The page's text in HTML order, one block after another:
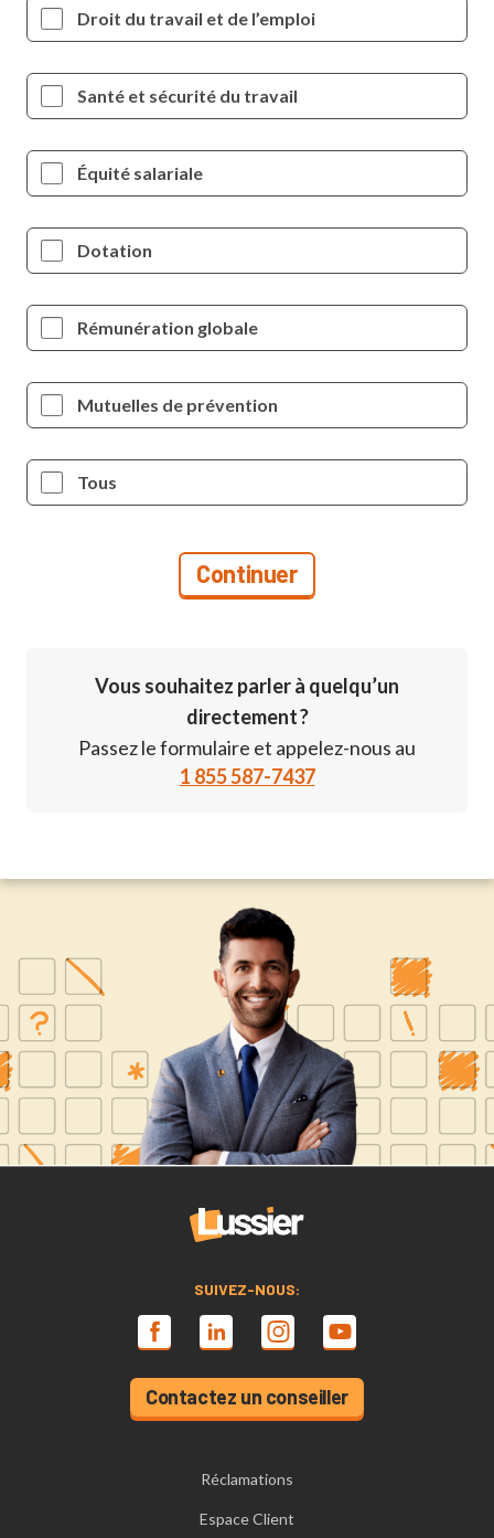
Droit du travail et de l’emploi
Santé et sécurité du travail
Équité salariale
Dotation
Rémunération globale
Mutuelles de prévention
Tous
Vous souhaitez parler à quelqu’un
directement ?
Passez le formulaire et appelez-nous au
1 855 587-7437
SUIVEZ-NOUS:
Contactez un conseiller
Réclamations
Espace Client